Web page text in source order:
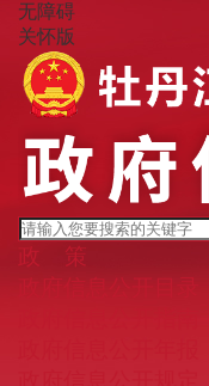
无障碍
关怀版
政 策
政府信息 公开目录